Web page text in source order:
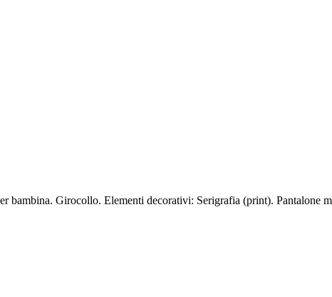
bambina. Girocollo. Elementi decorativi: Serigrafia (print). Pantalone